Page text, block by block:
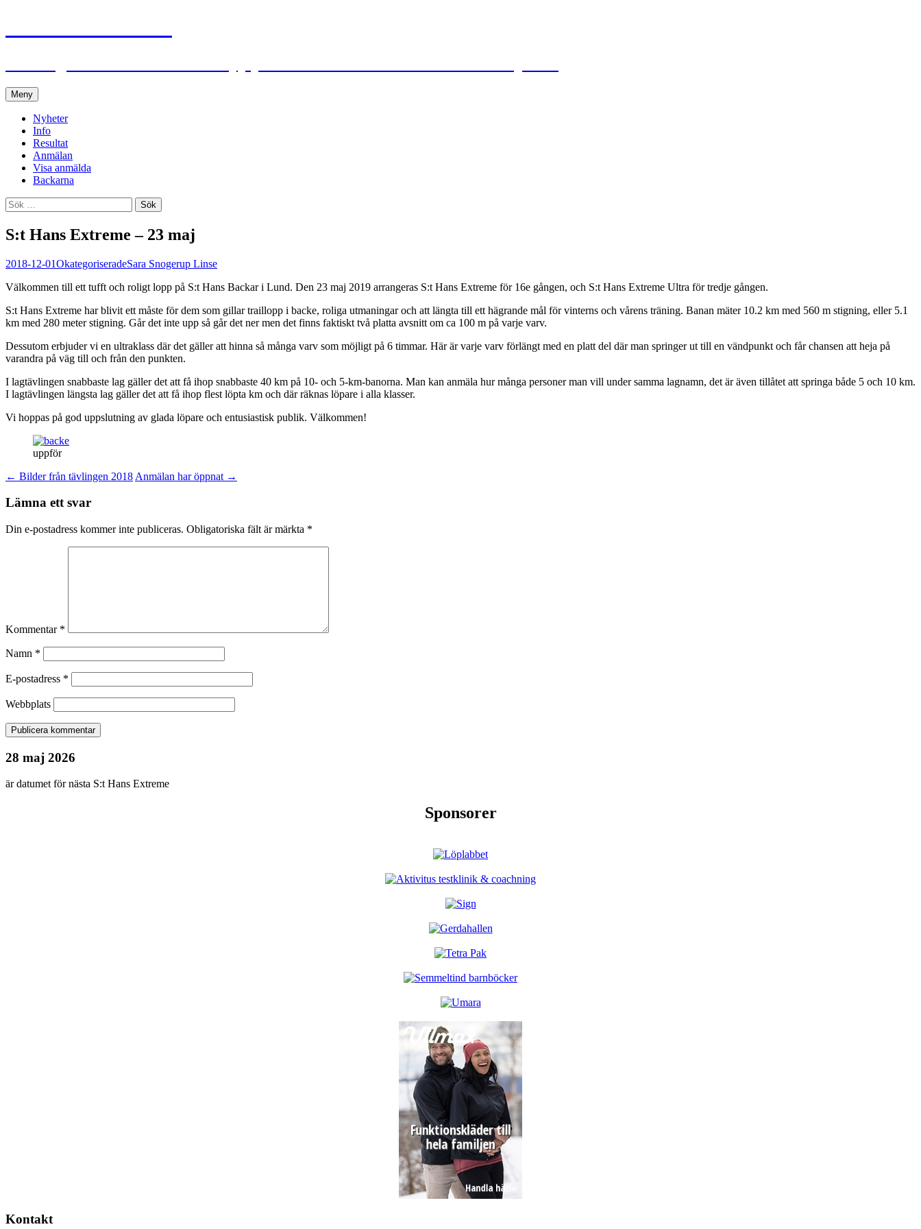
Meny Hoppa
till
innehåll
Nyheter
Info
Resultat
Anmälan
Visa anmälda
Backarna
Sök
efter:
S:t Hans Extreme – 23 maj
2018-12-01OkategoriseradeSara Snogerup Linse
Välkommen till ett tufft och roligt lopp på S:t Hans Backar i Lund. Den 23 maj 2019 arrangeras S:t Hans Extreme för 16e gången, och S:t Hans Extreme Ultra för tredje gången.
S:t Hans Extreme har blivit ett måste för dem som gillar traillopp i backe, roliga utmaningar och att längta till ett hägrande mål för vinterns och vårens träning. Banan mäter 10.2 km med 560 m stigning, eller 5.1
km med 280 meter stigning. Går det inte upp så går det ner men det finns faktiskt två platta avsnitt om ca 100 m på varje varv.
Dessutom erbjuder vi en ultraklass där det gäller att hinna så många varv som möjligt på 6 timmar. Här är varje varv förlängt med en platt del där man springer ut till en vändpunkt och får chansen att heja på
varandra på väg till och från den punkten.
I lagtävlingen snabbaste lag gäller det att få ihop snabbaste 40 km på 10- och 5-km-banorna. Man kan anmäla hur många personer man vill under samma lagnamn, det är även tillåtet att springa både 5 och 10 km.
I lagtävlingen längsta lag gäller det att få ihop flest löpta km och där räknas löpare i alla klasser.
Vi hoppas på god uppslutning av glada löpare och entusiastisk publik. Välkommen!
uppför
Inläggsnavigering
← Bilder från tävlingen 2018 Anmälan har öppnat →
Lämna ett svar
Din e-postadress kommer inte publiceras. Obligatoriska fält är märkta *
Kommentar *
Namn *
E-postadress *
Webbplats
28 maj 2026
är datumet för nästa S:t Hans Extreme
Sponsorer
Kontakt